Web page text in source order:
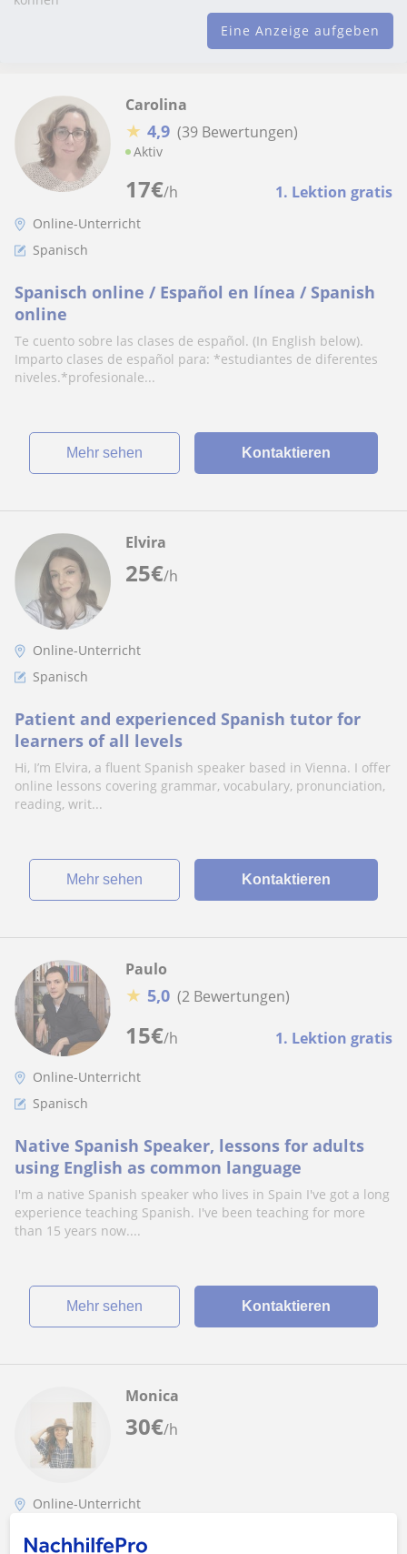
Eine Anzeige aufgeben
17€/h 1. Lektion gratis
Carolina
★ 4,9 (39 Bewertungen)
Aktiv
Online-Unterricht
Spanisch
Spanisch online / Español en línea / Spanish
online
Te cuento sobre las clases de español. (In English below).
Imparto clases de español para: *estudiantes de diferentes
niveles.*profesionale...
Mehr sehen Kontaktieren
25€/h
Elvira
Online-Unterricht
Spanisch
Patient and experienced Spanish tutor for
learners of all levels
Hi, I’m Elvira, a fluent Spanish speaker based in Vienna. I offer
online lessons covering grammar, vocabulary, pronunciation,
reading, writ...
Mehr sehen Kontaktieren
15€/h 1. Lektion gratis
Paulo
★ 5,0 (2 Bewertungen)
Online-Unterricht
Spanisch
Native Spanish Speaker, lessons for adults
using English as common language
I'm a native Spanish speaker who lives in Spain I've got a long
experience teaching Spanish. I've been teaching for more
than 15 years now....
Mehr sehen Kontaktieren
30€/h
Monica
Online-Unterricht